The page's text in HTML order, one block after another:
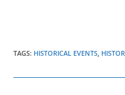
TAGS: HISTORICAL EVENTS,